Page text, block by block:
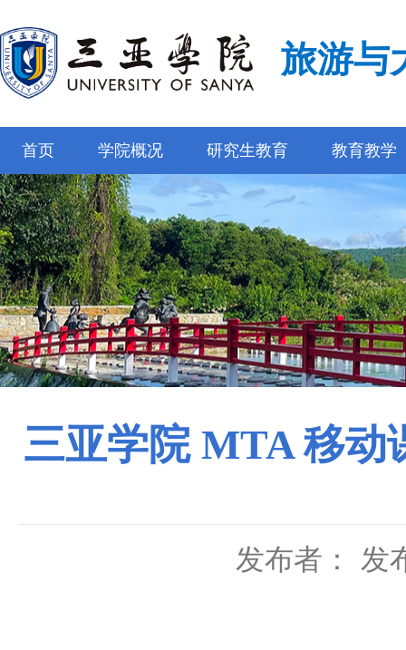
旅游与
首页 学院概况 研究生教育 教育教学
三亚学院 MTA 移动
发布者： 发